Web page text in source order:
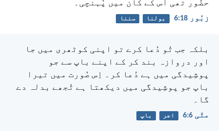
حضُور تھی اُس کے کان میں پُہنچی۔
زبُور 18:‏6 بولنا سننا
بلکہ جب تُو دُعا کرے تو اپنی کوٹھری میں جا
اور دروازہ بند کر کے اپنے باپ سے جو
پوشِیدگی میں ہے دُعا کر۔ اِس صُورت میں تیرا
باپ جو پوشِیدگی میں دیکھتا ہے تُجھے بدلہ دے
گا۔
متّی 6:‏6 اجر باپ